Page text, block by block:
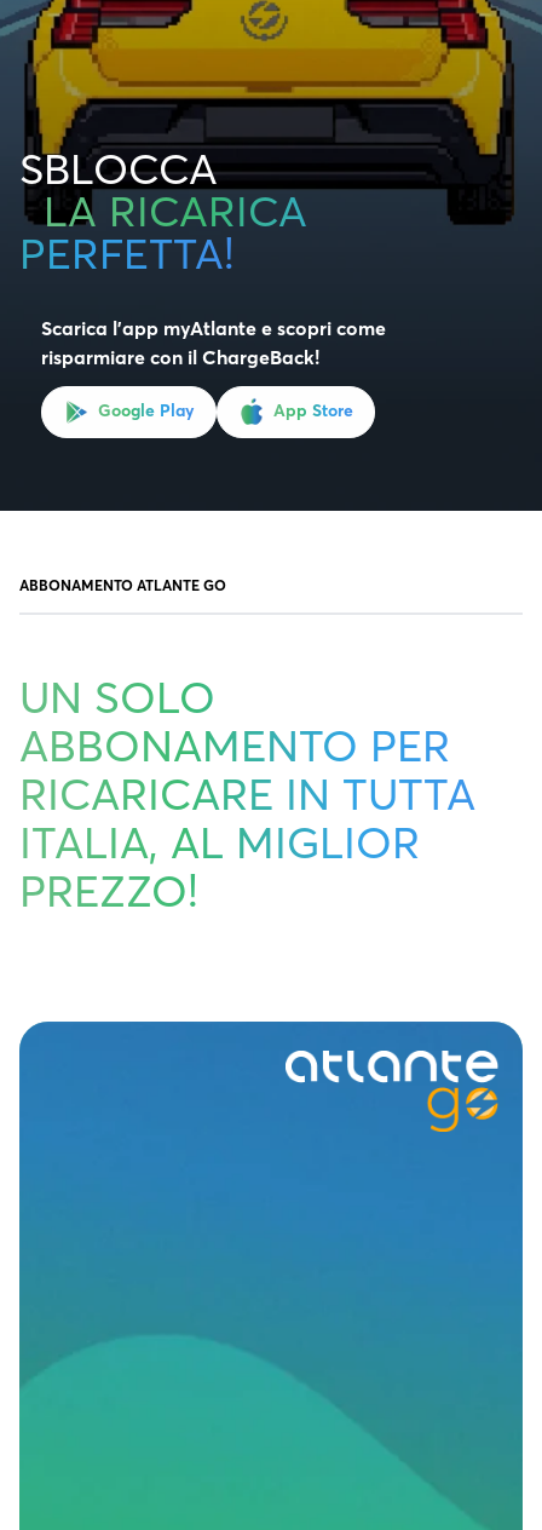
SBLOCCA
LA RICARICA
PERFETTA!
Scarica l’app myAtlante e scopri come
risparmiare con il ChargeBack!
Google Play App Store
ABBONAMENTO ATLANTE GO
UN SOLO
ABBONAMENTO PER
RICARICARE IN TUTTA
ITALIA, AL MIGLIOR
PREZZO!